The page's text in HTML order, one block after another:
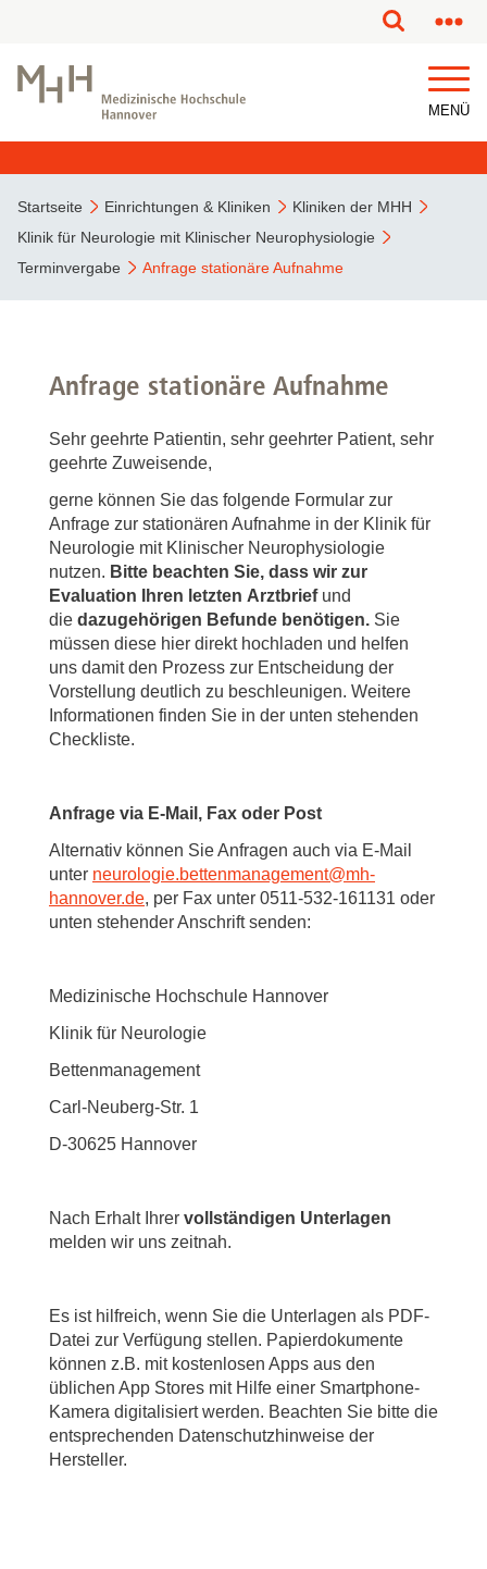
MENÜ
Startseite Einrichtungen & Kliniken
Kliniken der MHH
Klinik für Neurologie mit Klinischer Neurophysiologie
Terminvergabe
Anfrage stationäre Aufnahme
Anfrage stationäre Aufnahme
Sehr geehrte Patientin, sehr geehrter Patient, sehr
geehrte Zuweisende,
gerne können Sie das folgende Formular zur
Anfrage zur stationären Aufnahme in der Klinik für
Neurologie mit Klinischer Neurophysiologie
nutzen. Bitte beachten Sie, dass wir zur
Evaluation Ihren letzten Arztbriefund
die dazugehörigen Befunde benötigen. Sie
müssen diese hier direkt hochladen und helfen
uns damit den Prozess zur Entscheidung der
Vorstellung deutlich zu beschleunigen. Weitere
Informationen finden Sie in der unten stehenden
Checkliste.
Anfrage via E-Mail , Fax oder Post
Alternativ können Sie Anfragen auch via E-Mail
unter neurologie.bettenmanagement@mh-
hannover.de, per Fax unter 0511-532-161131 oder
unten stehender Anschrift senden:
Medizinische Hochschule Hannover
Klinik für Neurologie
Bettenmanagement
Carl-Neuberg-Str. 1
D-30625 Hannover
Nach Erhalt Ihrer vollständigen Unterlagen
melden wir uns zeitnah.
Es ist hilfreich, wenn Sie die Unterlagen als PDF-
Datei zur Verfügung stellen. Papierdokumente
können z.B. mit kostenlosen Apps aus den
üblichen App Stores mit Hilfe einer Smartphone-
Kamera digitalisiert werden. Beachten Sie bitte die
entsprechenden Datenschutzhinweise der
Hersteller.